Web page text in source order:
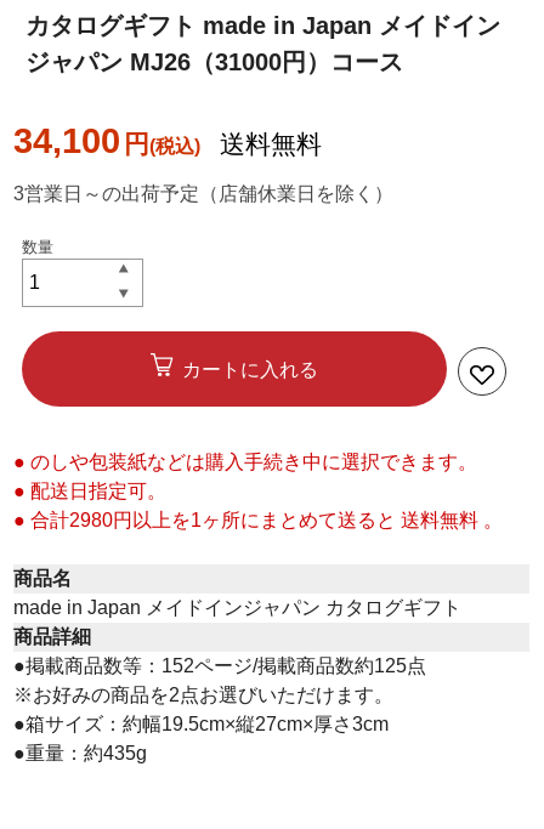
カタログギフト made in Japan メイドイン
ジャパン MJ26（31000円）コース
34,100 円 送料無料
3営業日～の出荷予定（店舗休業日を除く）
カートに入れる
● のしや包装紙などは購入手続き中に選択できます。
● 配送日指定可。
● 合計2980円以上を1ヶ所にまとめて送ると 送料無料 。
商品名
made in Japan メイドインジャパン カタログギフト
商品詳細
●掲載商品数等：152ページ/掲載商品数約125点
※お好みの商品を2点お選びいただけます。
●箱サイズ：約幅19.5cm×縦27cm×厚さ3cm
●重量：約435g